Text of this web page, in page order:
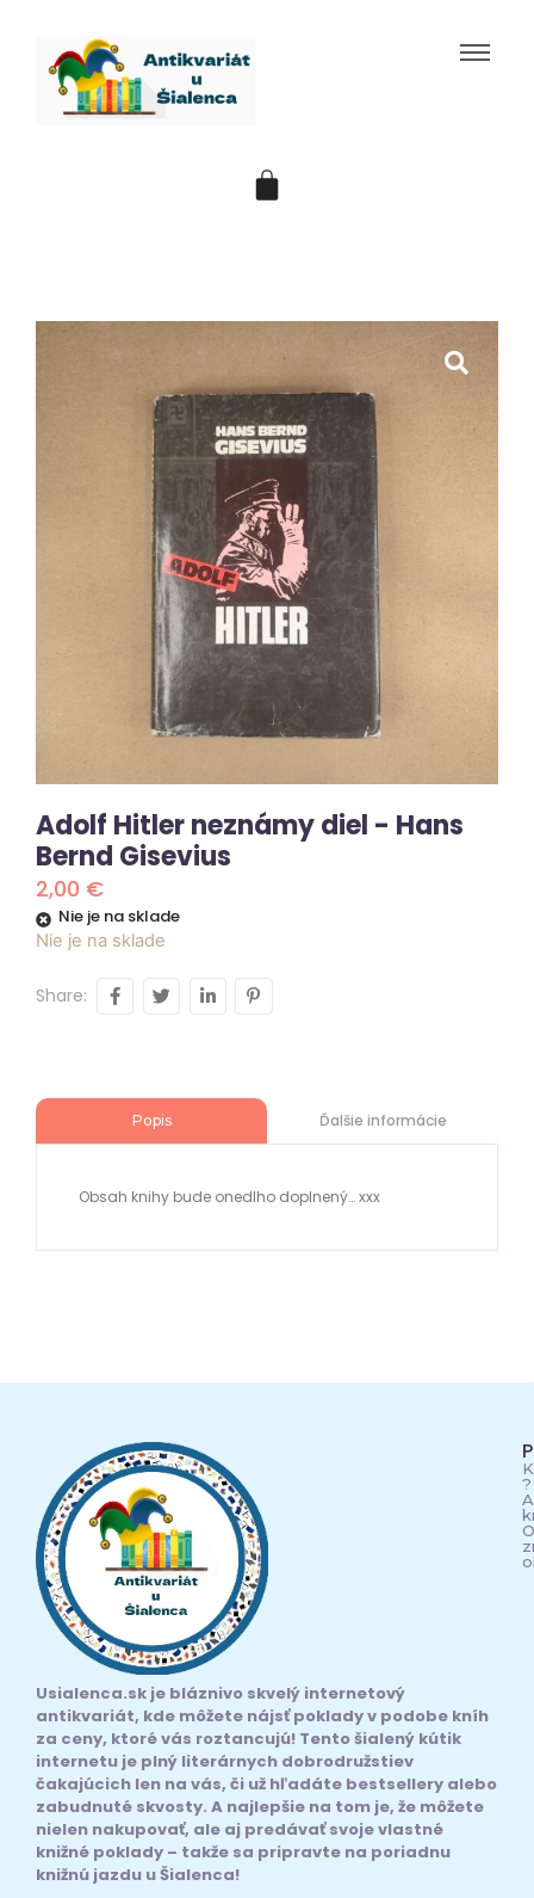
Adolf Hitler neznámy diel - Hans
Bernd Gisevius
2,00 €
Nie je na sklade
Nie je na sklade
Share:
Popis Ďalšie informácie
Obsah knihy bude onedlho doplnený… xxx
Usialenca.sk je bláznivo skvelý internetový
antikvariát, kde môžete nájsť poklady v podobe kníh
za ceny, ktoré vás roztancujú! Tento šialený kútik
internetu je plný literárnych dobrodružstiev
čakajúcich len na vás, či už hľadáte bestsellery alebo
zabudnuté skvosty. A najlepšie na tom je, že môžete
nielen nakupovať, ale aj predávať svoje vlastné
knižné poklady – takže sa pripravte na poriadnu
knižnú jazdu u Šialenca!
?